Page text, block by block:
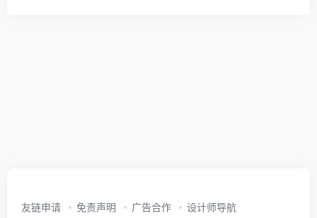
友链申请 免责声明 广告合作 设计师导航